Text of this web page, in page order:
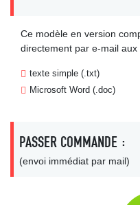
Ce modèle en version
directement par e-mail aux
texte simple (.txt)
Microsoft Word (.doc)
PASSER COMMANDE :
(envoi immédiat par mail)